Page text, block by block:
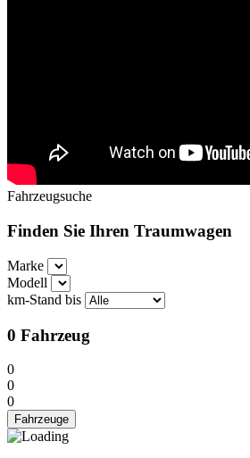
Fahrzeugsuche
Finden Sie Ihren Traumwagen
Marke
Modell
km-Stand bis
0 Fahrzeug
0
0
0
Fahrzeuge